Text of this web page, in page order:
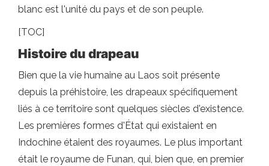
blanc est l'unité du pays et de son peuple.
[TOC]
Histoire du drapeau
Bien que la vie humaine au Laos soit présente
depuis la préhistoire, les drapeaux spécifiquement
liés à ce territoire sont quelques siècles d'existence.
Les premières formes d'État qui existaient en
Indochine étaient des royaumes. Le plus important
était le royaume de Funan, qui, bien que, en premier